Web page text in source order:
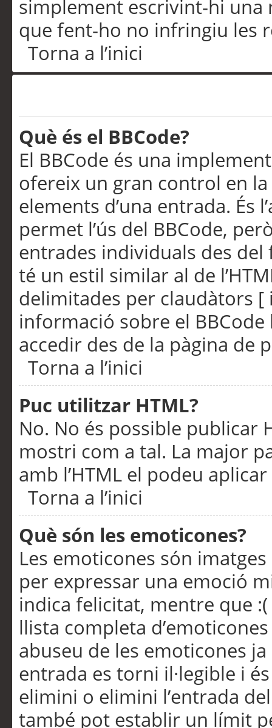
simplement escrivint-hi una
que fent-ho no infringiu les
Torna a l’inici
Què és el BBCode?
El BBCode és una
ofereix un gran control en
elements d’una entrada. És
permet l’ús del BBCode,
entrades individuals des
té un estil similar al de
delimitades per claudàtors [
informació sobre el
accedir des de la pàgina de
Torna a l’inici
Puc utilitzar HTML?
No. No és possible publicar
mostri com a tal. La major
amb l’HTML el podeu
Torna a l’inici
Què són les emoticones?
Les emoticones són
per expressar una emoció
indica felicitat, mentre que
llista completa
abuseu de les emoticones
entrada es torni il·legible i
elimini o elimini l’entrada
també pot establir un límit